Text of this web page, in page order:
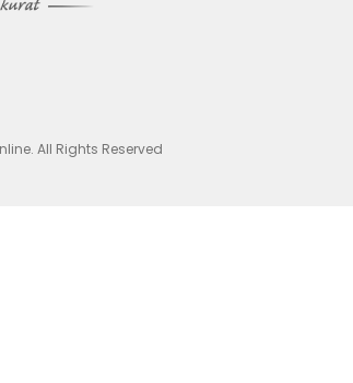
All Rights Reserved